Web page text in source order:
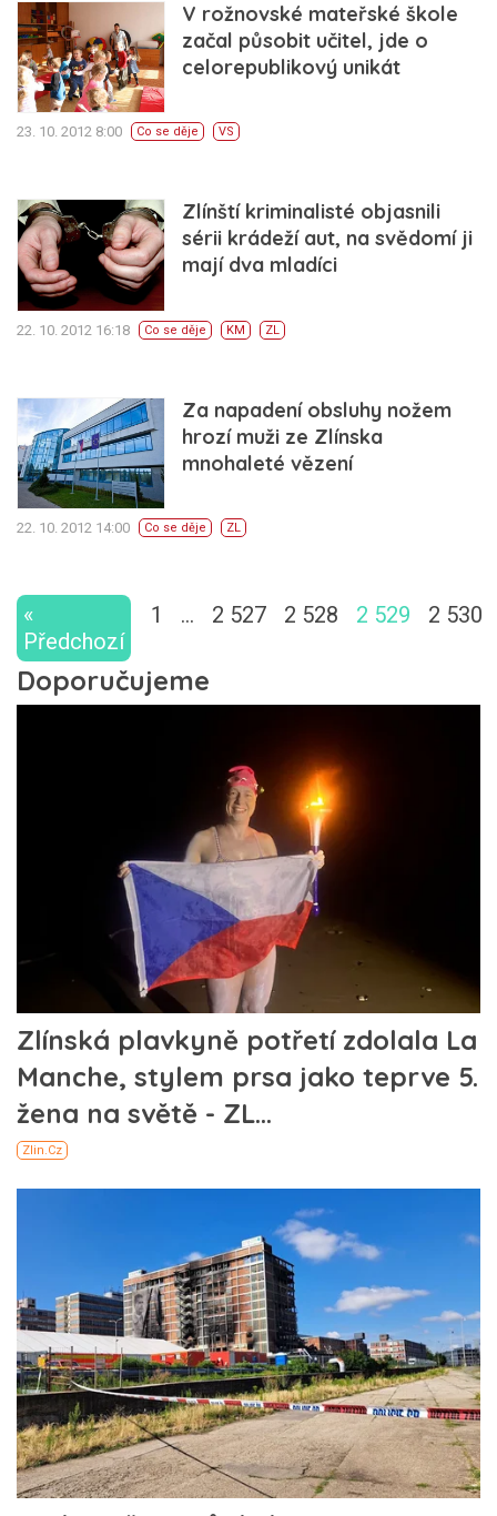
V rožnovské mateřské škole
začal působit učitel, jde o
celorepublikový unikát
23. 10. 2012 8:00 Co se děje VS
Zlínští kriminalisté objasnili
sérii krádeží aut, na svědomí ji
mají dva mladíci
22. 10. 2012 16:18 Co se děje KM ZL
Za napadení obsluhy nožem
hrozí muži ze Zlínska
mnohaleté vězení
22. 10. 2012 14:00 Co se děje ZL
«
Předchozí
1 … 2 527 2 528 2 529 2 530